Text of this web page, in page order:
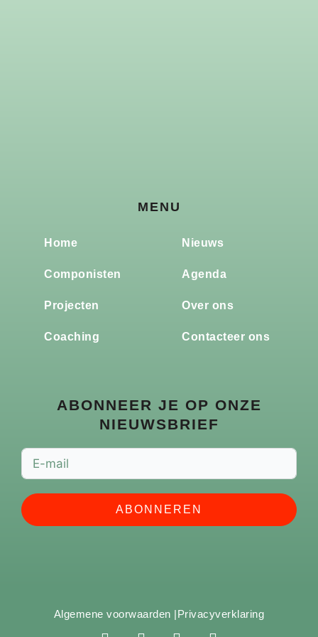
MENU
Home
Componisten
Projecten
Coaching
Nieuws
Agenda
Over ons
Contacteer ons
ABONNEER JE OP ONZE
NIEUWSBRIEF
ABONNEREN
F
I
Y
S
Algemene voorwaarden |Privacyverklaring